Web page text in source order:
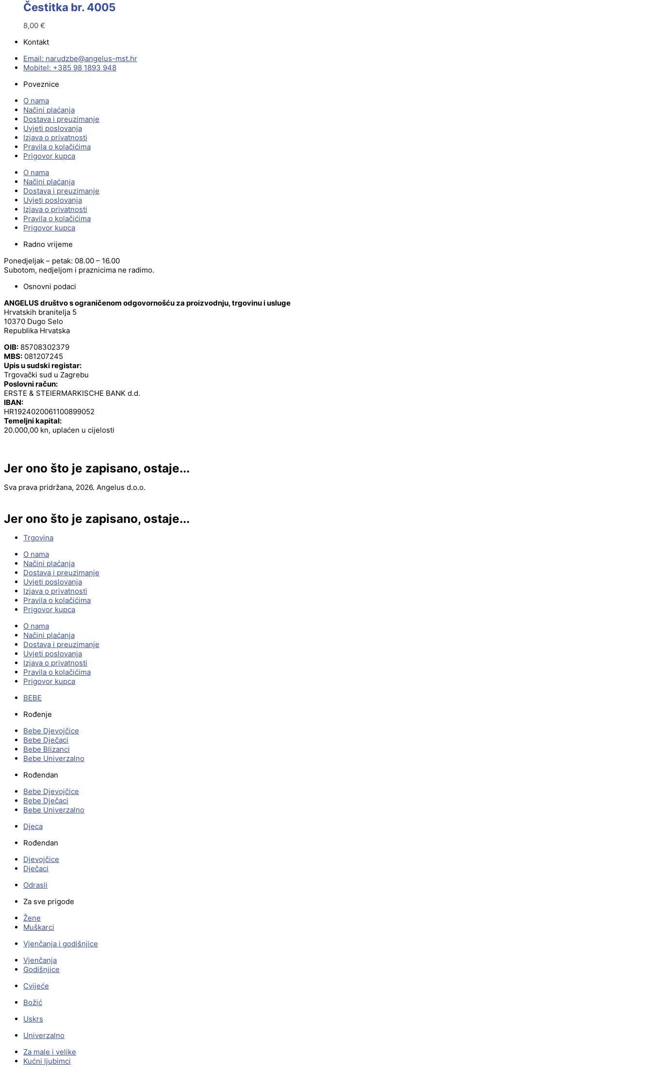
Čestitka br. 4005
8,00 €
Kontakt
Email:
rh.tsm-sulegna
@ebzduran
Mobitel: +385 98 1893 948
Poveznice
O nama
Načini plaćanja
Dostava i preuzimanje
Uvjeti poslovanja
Izjava o privatnosti
Pravila o kolačićima
Prigovor kupca
O nama
Načini plaćanja
Dostava i preuzimanje
Uvjeti poslovanja
Izjava o privatnosti
Pravila o kolačićima
Prigovor kupca
Radno vrijeme
Ponedjeljak – petak: 08.00 – 16.00
Subotom, nedjeljom i praznicima ne radimo.
Osnovni podaci
ANGELUS društvo s ograničenom odgovornošću za proizvodnju, trgovinu i usluge
Hrvatskih branitelja 5
10370 Dugo Selo
Republika Hrvatska
OIB: 85708302379
MBS: 081207245
Upis u sudski registar:
Trgovački sud u Zagrebu
Poslovni račun:
ERSTE & STEIERMARKISCHE BANK d.d.
IBAN:
HR1924020061100899052
Temeljni kapital:
20.000,00 kn, uplaćen u cijelosti
Jer ono što je zapisano, ostaje...
Sva prava pridržana, 2026. Angelus d.o.o.
Jer ono što je zapisano, ostaje...
Trgovina
O nama
Načini plaćanja
Dostava i preuzimanje
Uvjeti poslovanja
Izjava o privatnosti
Pravila o kolačićima
Prigovor kupca
O nama
Načini plaćanja
Dostava i preuzimanje
Uvjeti poslovanja
Izjava o privatnosti
Pravila o kolačićima
Prigovor kupca
BEBE
Rođenje
Bebe Djevojčice
Bebe Dječaci
Bebe Blizanci
Bebe Univerzalno
Rođendan
Bebe Djevojčice
Bebe Dječaci
Bebe Univerzalno
Djeca
Rođendan
Djevojčice
Dječaci
Odrasli
Za sve prigode
Žene
Muškarci
Vjenčanja i godišnjice
Vjenčanja
Godišnjice
Cvijeće
Božić
Uskrs
Univerzalno
Za male i velike
Kućni ljubimci